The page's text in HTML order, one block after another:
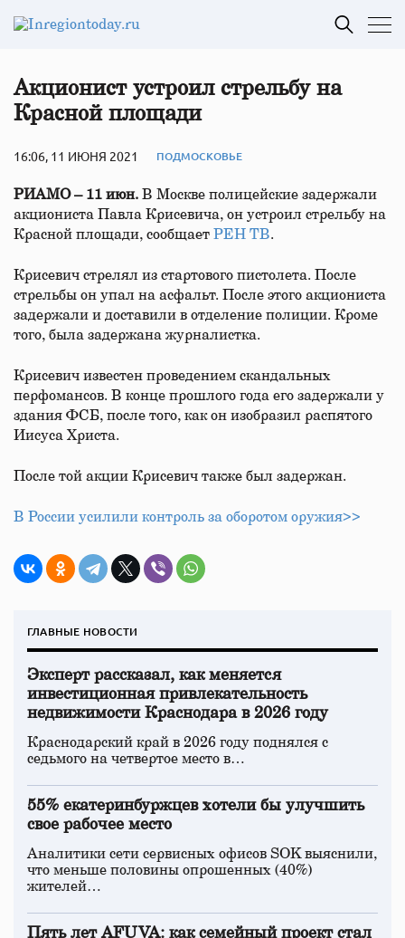
Акционист устроил стрельбу на
Красной площади
16:06, 11 ИЮНЯ 2021 ПОДМОСКОВЬЕ
РИАМО – 11 июн. В Москве полицейские задержали
акциониста Павла Крисевича, он устроил стрельбу на
Красной площади, сообщает РЕН ТВ.
Крисевич стрелял из стартового пистолета. После
стрельбы он упал на асфальт. После этого акциониста
задержали и доставили в отделение полиции. Кроме
того, была задержана журналистка.
Крисевич известен проведением скандальных
перфомансов. В конце прошлого года его задержали у
здания ФСБ, после того, как он изобразил распятого
Иисуса Христа.
После той акции Крисевич также был задержан.
В России усилили контроль за оборотом оружия>>
ГЛАВНЫЕ НОВОСТИ
Эксперт рассказал, как меняется
инвестиционная привлекательность
недвижимости Краснодара в 2026 году
Краснодарский край в 2026 году поднялся с
седьмого на четвертое место в…
55% екатеринбуржцев хотели бы улучшить
свое рабочее место
Аналитики сети сервисных офисов SOK выяснили,
что меньше половины опрошенных (40%)
жителей…
Пять лет AFUVA: как семейный проект стал